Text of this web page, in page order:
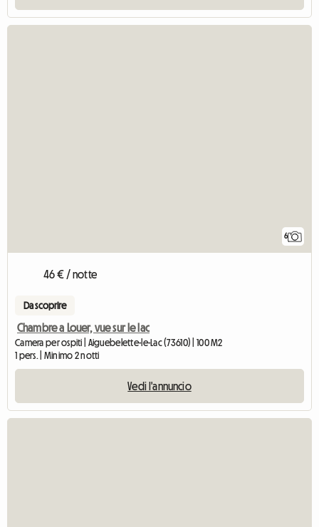
6
46 € / notte
Da scoprire
Chambre a Louer, vue sur le lac
Camera per ospiti | Aiguebelette-le-Lac (73610) | 100 M2
1 pers. | Minimo 2 notti
Vedi l'annuncio